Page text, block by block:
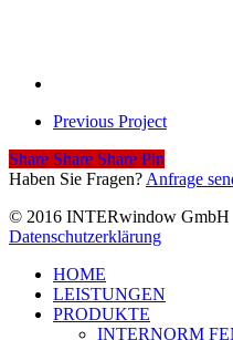
Previous Project
Share
Share Share Share Pin
Haben Sie Fragen? Anfrage
© 2016 INTERwindow
Datenschutzerklärung
Close
Menu
HOME
LEISTUNGEN
PRODUKTE
INTERNORM